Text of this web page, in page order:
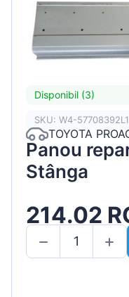
Disponibil (3)
SKU: W4-57708392L1
TOYOTA
Panou
Stânga
214.02